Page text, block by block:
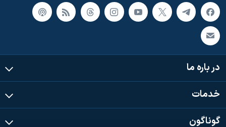
در باره ما
خدمات
گوناگون